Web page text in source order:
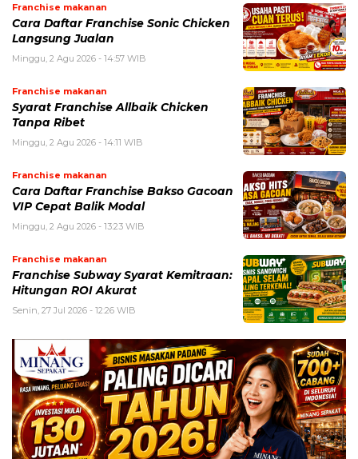
Franchise makanan
Cara Daftar Franchise Sonic Chicken
Langsung Jualan
Minggu, 2 Agu 2026 - 14:57 WIB
Franchise makanan
Syarat Franchise Allbaik Chicken
Tanpa Ribet
Minggu, 2 Agu 2026 - 14:11 WIB
Franchise makanan
Cara Daftar Franchise Bakso Gacoan
VIP Cepat Balik Modal
Minggu, 2 Agu 2026 - 13:23 WIB
Franchise makanan
Franchise Subway Syarat Kemitraan:
Hitungan ROI Akurat
Senin, 27 Jul 2026 - 12:26 WIB